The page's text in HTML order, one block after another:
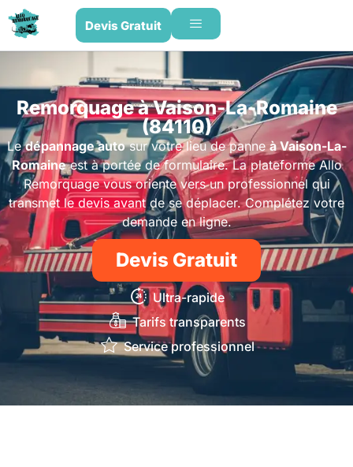
Devis Gratuit
Remorquage à Vaison-La-Romaine
(84110)
Ledépannage autosur votre lieu de panneà Vaison-La-
Romaineest à portée de formulaire. La plateforme Allo
Remorquage vous oriente vers un professionnel qui
transmet le devis avant de se déplacer. Complétez votre
demande en ligne.
Devis Gratuit
Ultra-rapide
Tarifs transparents
Service professionnel